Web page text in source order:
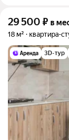
29 500 ₽ в
18 м² квартира-
3D-тур